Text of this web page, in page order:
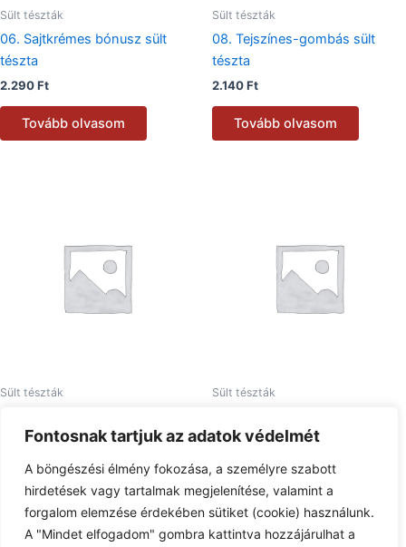
Fontosnak tartjuk az adatok védelmét
A böngészési élmény fokozása, a személyre szabott
hirdetések vagy tartalmak megjelenítése, valamint a
forgalom elemzése érdekében sütiket (cookie) használunk.
A "Mindet elfogadom" gombra kattintva hozzájárulhat a
Sült tészták
06. Sajtkrémes bónusz sült
tészta
2.290Ft
Tovább olvasom
Sült tészták
08. Tejszínes-gombás sült
tészta
2.140Ft
Tovább olvasom
Sült tészták
3.030Ft
Tovább olvasom
Sült tészták
2.260Ft
Tovább olvasom